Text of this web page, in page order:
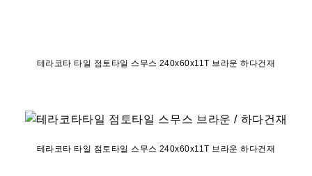
테라코타 타일 점토타일 스무스 240x60x11T 브라운 하다건재
테라코타 타일 점토타일 스무스 240x60x11T 브라운 하다건재